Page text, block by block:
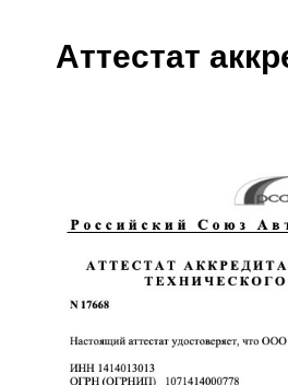
Аттестат